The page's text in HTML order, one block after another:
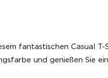
fantastischen Casual
und genießen Sie